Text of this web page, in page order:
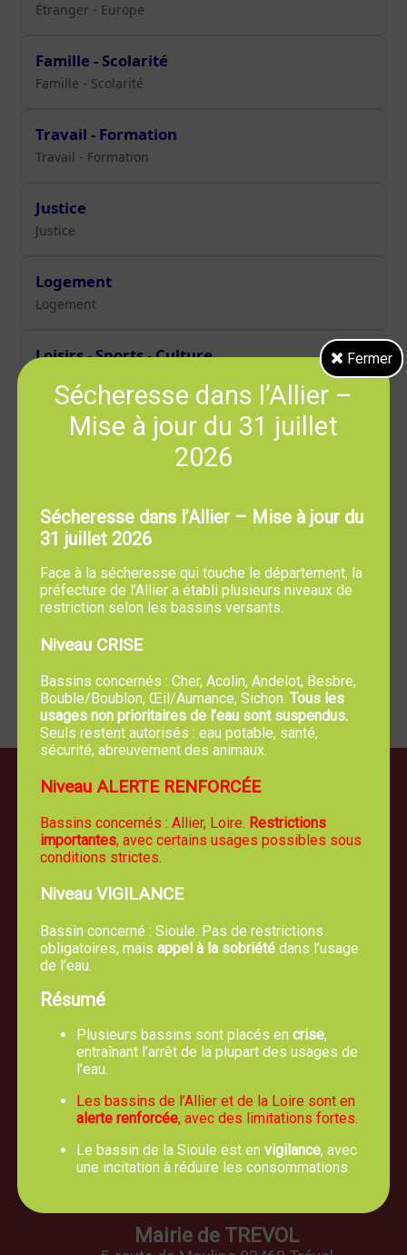
Étranger - Europe
Famille - Scolarité
Famille - Scolarité
Travail - Formation
Travail - Formation
Justice
Justice
Logement
Logement
Loisirs - Sports - Culture
Papiers - Citoyenneté - Élections
Papiers - Citoyenneté - Élections
Social - Santé
Transports - Mobilité
Transports - Mobilité
Associations, fondations et fonds de
Associations, fondations et fonds de dotation
Mairie de TREVOL
Fermer
Sécheresse dans l’Allier –
Mise à jour du 31 juillet
2026
Sécheresse dans l’Allier – Mise à jour du
31 juillet 2026
Face à la sécheresse qui touche le département, la
préfecture de l’Allier a établi plusieurs niveaux de
restriction selon les bassins versants.
Niveau CRISE
Bassins concernés : Cher, Acolin, Andelot, Besbre,
Bouble/Boublon, Œil/Aumance, Sichon. Tous les
usages non prioritaires de l’eau sont suspendus.
Seuls restent autorisés : eau potable, santé,
sécurité, abreuvement des animaux.
Niveau ALERTE RENFORCÉE
Bassins concernés : Allier, Loire. Restrictions
importantes, avec certains usages possibles sous
conditions strictes.
Niveau VIGILANCE
Bassin concerné : Sioule. Pas de restrictions
obligatoires, mais appel à la sobriétédans l’usage
de l’eau.
Résumé
Plusieurs bassins sont placés en crise,
entraînant l’arrêt de la plupart des usages de
l’eau.
Les bassins de l’Allier et de la Loire sont en
alerte renforcée, avec des limitations fortes.
Le bassin de la Sioule est en vigilance, avec
une incitation à réduire les consommations.